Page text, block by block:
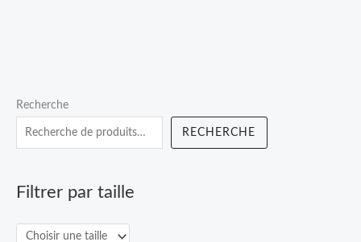
Recherche
RECHERCHE
Filtrer par taille
P
i
m
P
a
e
e